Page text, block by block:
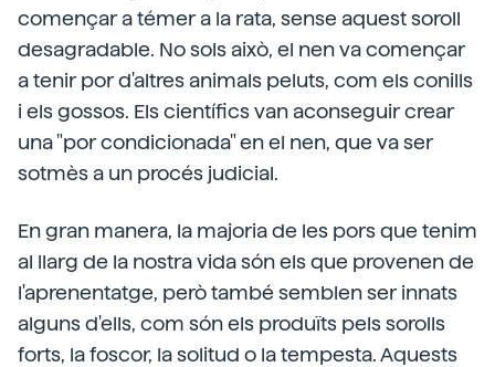
començar a témer a la rata, sense aquest soroll
desagradable. No sols això, el nen va començar
a tenir por d'altres animals peluts, com els conills
i els gossos. Els científics van aconseguir crear
una "por condicionada" en el nen, que va ser
sotmès a un procés judicial.
En gran manera, la majoria de les pors que tenim
al llarg de la nostra vida són els que provenen de
l'aprenentatge, però també semblen ser innats
alguns d'ells, com són els produïts pels sorolls
forts, la foscor, la solitud o la tempesta. Aquests